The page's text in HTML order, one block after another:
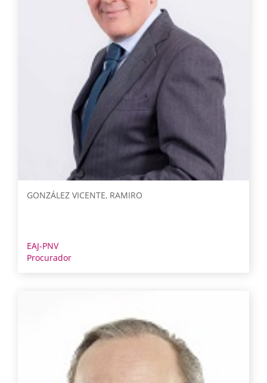
GONZÁLEZ VICENTE, RAMIRO
EAJ-PNV
Procurador